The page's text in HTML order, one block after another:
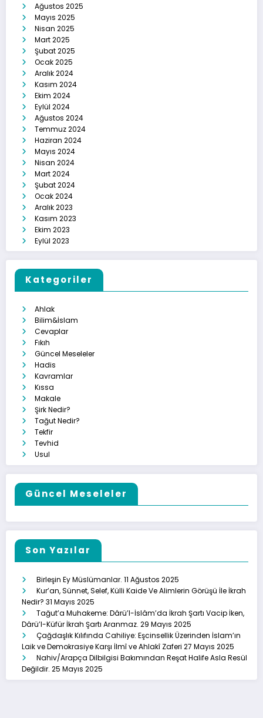
Ağustos 2025
Mayıs 2025
Nisan 2025
Mart 2025
Şubat 2025
Ocak 2025
Aralık 2024
Kasım 2024
Ekim 2024
Eylül 2024
Ağustos 2024
Temmuz 2024
Haziran 2024
Mayıs 2024
Nisan 2024
Mart 2024
Şubat 2024
Ocak 2024
Aralık 2023
Kasım 2023
Ekim 2023
Eylül 2023
Kategoriler
Ahlak
Bilim&İslam
Cevaplar
Fıkıh
Güncel Meseleler
Hadis
Kavramlar
Kıssa
Makale
Şirk Nedir?
Tağut Nedir?
Tekfir
Tevhid
Usul
Güncel Meseleler
Son Yazılar
Birleşin Ey Müslümanlar. 11 Ağustos 2025
Kur’an, Sünnet, Selef, Külli Kaide Ve Alimlerin Görüşü İle İkrah
Nedir? 31 Mayıs 2025
Tağut’a Muhakeme: Dârü’l-İslâm’da İkrah Şartı Vacip İken,
Dârü’l-Küfür İkrah Şartı Aranmaz. 29 Mayıs 2025
Çağdaşlık Kılıfında Cahiliye: Eşcinsellik Üzerinden İslam’ın
Laik ve Demokrasiye Karşı İlmî ve Ahlakî Zaferi 27 Mayıs 2025
Nahiv/Arapça Dilbilgisi Bakımından Reşat Halife Asla Resül
Değildir. 25 Mayıs 2025